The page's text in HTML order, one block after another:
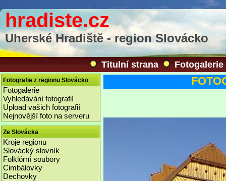
hradiste.cz
Uherské Hradiště - region Slovácko
Titulní strana Fotogalerie
Fotografie z regionu Slovácko
Fotogalerie
Vyhledávání fotografií
Upload vašich fotografií
Nejnovější foto na serveru
Ze Slovácka
Kroje regionu
Slovácký slovník
Folklórní soubory
Cimbálovky
Dechovky